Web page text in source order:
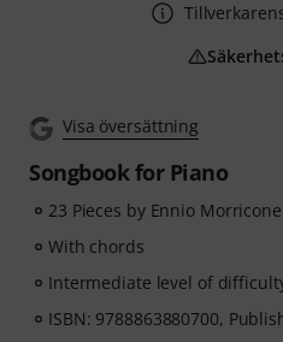
Visa översättning
Songbook for Piano
23 Pieces by Ennio
With chords
Intermediate level of
ISBN: 9788863880700,